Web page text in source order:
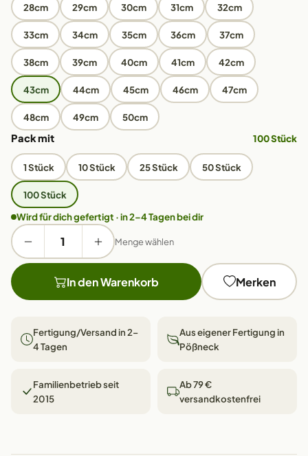
28cm 29cm 30cm 31cm 32cm
33cm 34cm 35cm 36cm 37cm
38cm 39cm 40cm 41cm 42cm
43cm 44cm 45cm 46cm 47cm
48cm 49cm 50cm
Pack mit 100 Stück
1 Stück 10 Stück 25 Stück 50 Stück
100 Stück
Wird für dich gefertigt · in 2–4 Tagen bei dir
Menge wählen
In den Warenkorb Merken
Fertigung/Versand in 2–
4 Tagen
Aus eigener Fertigung in
Pößneck
Familienbetrieb seit
2015
Ab 79 €
versandkostenfrei